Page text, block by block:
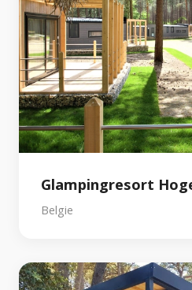
Glampingresort
Belgie